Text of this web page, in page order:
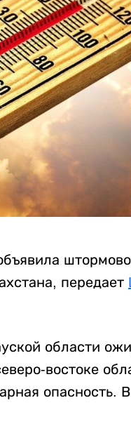
передает
области
востоке
опасность.